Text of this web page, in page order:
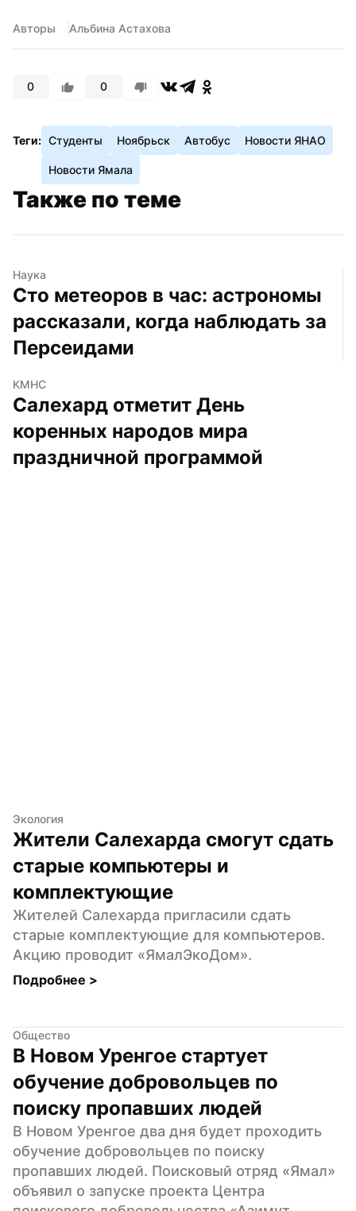
Авторы Альбина Астахова
0 0
Теги: Студенты Ноябрьск Автобус Новости ЯНАО
Новости Ямала
Также по теме
Наука
Сто метеоров в час: астрономы
рассказали, когда наблюдать за
Персеидами
КМНС
Салехард отметит День
коренных народов мира
праздничной программой
Экология
Жители Салехарда смогут сдать
старые компьютеры и
комплектующие
Жителей Салехарда пригласили сдать
старые комплектующие для компьютеров.
Акцию проводит «ЯмалЭкоДом».
Подробнее >
Общество
В Новом Уренгое стартует
обучение добровольцев по
поиску пропавших людей
В Новом Уренгое два дня будет проходить
обучение добровольцев по поиску
пропавших людей. Поисковый отряд «Ямал»
объявил о запуске проекта Центра